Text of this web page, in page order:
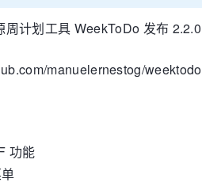
计划工具 WeekToDo 发布
manuelernestog/weektodo
功能